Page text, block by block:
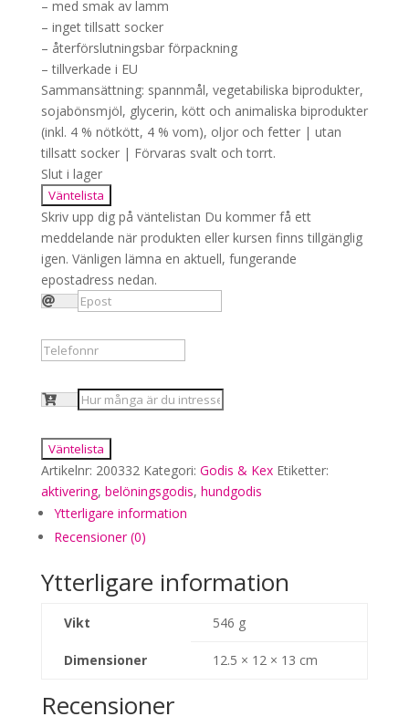
– med smak av lamm
– inget tillsatt socker
– återförslutningsbar förpackning
– tillverkade i EU
Sammansättning: spannmål, vegetabiliska biprodukter,
sojabönsmjöl, glycerin, kött och animaliska biprodukter
(inkl. 4 % nötkött, 4 % vom), oljor och fetter | utan
tillsatt socker | Förvaras svalt och torrt.
Slut i lager
Väntelista
Skriv upp dig på väntelistan Du kommer få ett
meddelande när produkten eller kursen finns tillgänglig
igen. Vänligen lämna en aktuell, fungerande
epostadress nedan.
Väntelista
Artikelnr: 200332 Kategori: Godis & Kex Etiketter:
aktivering, belöningsgodis, hundgodis
Ytterligare information
Recensioner (0)
Ytterligare information
Vikt 546 g
Dimensioner 12.5 × 12 × 13 cm
Recensioner